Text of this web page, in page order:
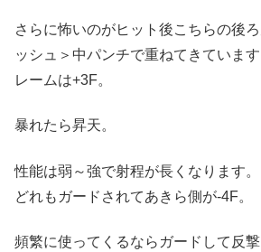
さらに怖いのがヒット後こちらの後
ッシュ＞中パンチで重ねてきていま
レームは+3F。
暴れたら昇天。
性能は弱～強で射程が長くなります
どれもガードされてあきら側が-4F。
頻繁に使ってくるならガードして反撃